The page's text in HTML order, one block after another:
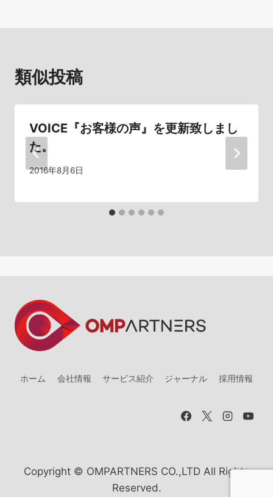
ー
ョ
ン
類似投稿
VOICE『お客様の声』を更新致しまし
た。
2016年8月6日
ホーム 会社情報 サービス紹介 ジャーナル 採用情報
Copyright © OMPARTNERS CO.,LTD All Rights
Reserved.